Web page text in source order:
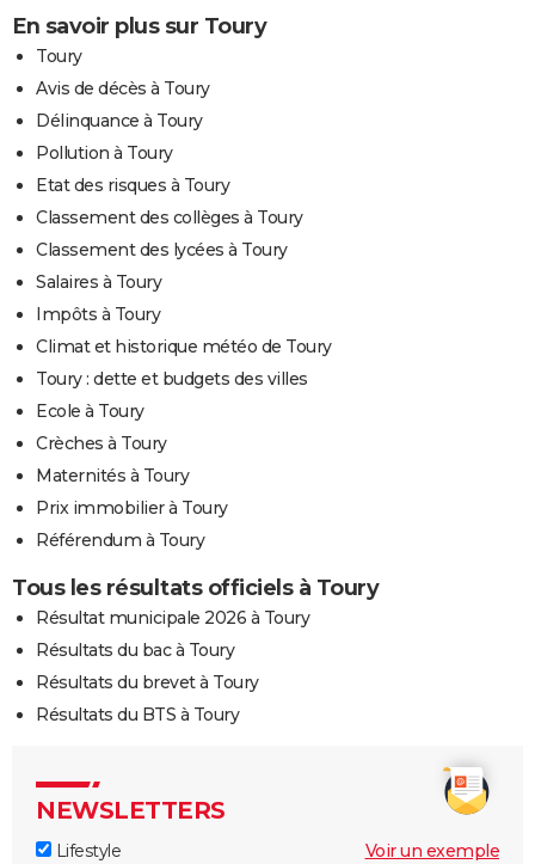
En savoir plus sur Toury
Toury
Avis de décès à Toury
Délinquance à Toury
Pollution à Toury
Etat des risques à Toury
Classement des collèges à Toury
Classement des lycées à Toury
Salaires à Toury
Impôts à Toury
Climat et historique météo de Toury
Toury : dette et budgets des villes
Ecole à Toury
Crèches à Toury
Maternités à Toury
Prix immobilier à Toury
Référendum à Toury
Tous les résultats officiels à Toury
Résultat municipale 2026 à Toury
Résultats du bac à Toury
Résultats du brevet à Toury
Résultats du BTS à Toury
NEWSLETTERS
Lifestyle
Voir un exemple